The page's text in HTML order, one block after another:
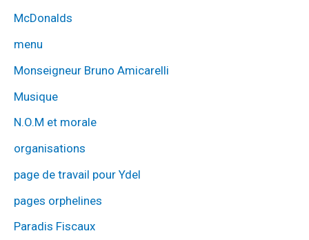
McDonalds
menu
Monseigneur Bruno Amicarelli
Musique
N.O.M et morale
organisations
page de travail pour Ydel
pages orphelines
Paradis Fiscaux